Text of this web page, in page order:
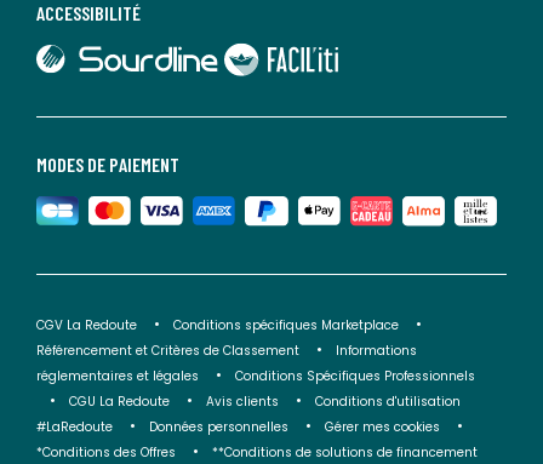
MODES DE PAIEMENT
ACCESSIBILITÉ
lien vers Sourdline
lien vers Faciliti
CGV La Redoute
Conditions spécifiques Marketplace
Référencement et Critères de Classement
Informations
réglementaires et légales
Conditions Spécifiques Professionnels
CGU La Redoute
Avis clients
Conditions d'utilisation
#LaRedoute
Données personnelles
Gérer mes cookies
*Conditions des Offres
**Conditions de solutions de financement